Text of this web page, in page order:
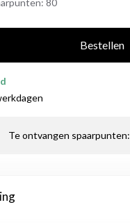
80
Bestellen
Te ontvangen spaarpunten: